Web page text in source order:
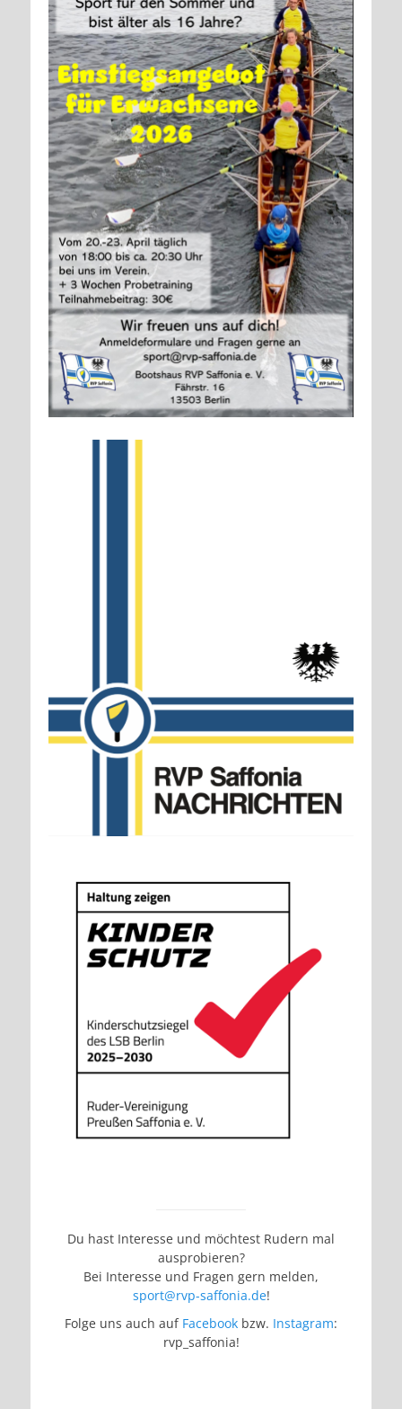
Du hast Interesse und möchtest Rudern mal
ausprobieren?
Bei Interesse und Fragen gern melden,
sport@rvp-saffonia.de!
Folge uns auch auf Facebook bzw. Instagram:
rvp_saffonia!